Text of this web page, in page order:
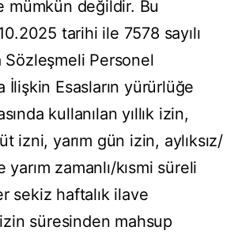
mümkün değildir. Bu
tarihi ile 7578 sayılı
Sözleşmeli Personel
İlişkin Esasların yürürlüğe
kullanılan yıllık izin,
izni, yarım gün izin, aylıksız/
zamanlı/kısmi süreli
sekiz haftalık ilave
süresinden mahsup